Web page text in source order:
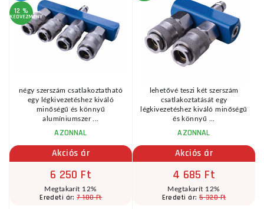
12 %
KEDVEZMÉNY
négy szerszám csatlakoztatható
egy légkivezetéshez kiváló
minőségű és könnyű
alumíniumszer ...
AZONNAL
Akciós ár
6 250 Ft
Megtakarít 12%
Eredeti ár:7 100 Ft
lehetővé teszi két szerszám
csatlakoztatását egy
légkivezetéshez kiváló minőségű
és könnyű ...
AZONNAL
Akciós ár
4 685 Ft
Megtakarít 12%
Eredeti ár:5 320 Ft